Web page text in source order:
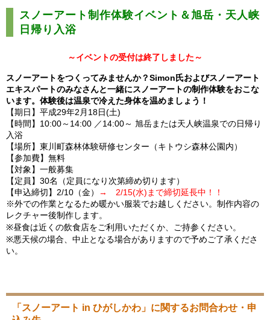
スノーアート制作体験イベント＆旭岳・天人峡
日帰り入浴
～イベントの受付は終了しました～
スノーアートをつくってみませんか？Simon氏およびスノーアート
エキスパートのみなさんと一緒にスノーアートの制作体験をおこな
います。体験後は温泉で冷えた身体を温めましょう！
【期日】平成29年2月18日(土)
【時間】10:00～14:00 ／14:00～ 旭岳または天人峡温泉での日帰り
入浴
【場所】東川町森林体験研修センター（キトウシ森林公園内）
【参加費】無料
【対象】一般募集
【定員】30名（定員になり次第締め切ります）
【申込締切】2/10（金）
→ 2/15(水)まで締切延長中！！
※外での作業となるため暖かい服装でお越しください。制作内容の
レクチャー後制作します。
※昼食は近くの飲食店をご利用いただくか、ご持参ください。
※悪天候の場合、中止となる場合がありますので予めご了承くださ
い。
「スノーアート in ひがしかわ」に関するお問合わせ・申